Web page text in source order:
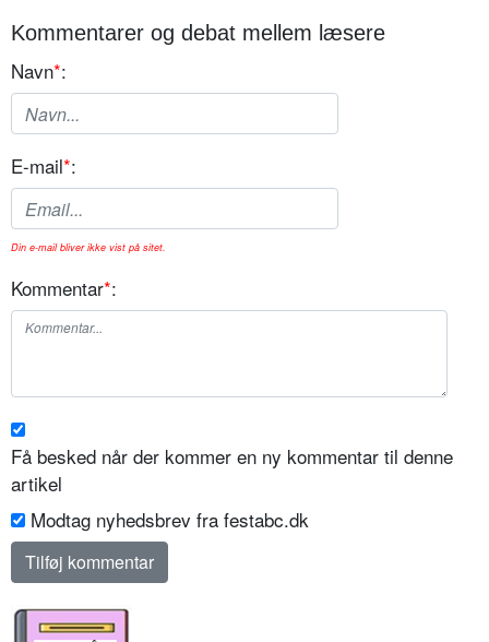
Kommentarer og debat mellem læsere
Navn*:
E-mail*:
Din e-mail bliver ikke vist på sitet.
Kommentar*:
Få besked når der kommer en ny kommentar til denne
artikel
Modtag nyhedsbrev fra festabc.dk